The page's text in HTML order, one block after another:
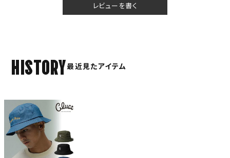
レビューを書く
HISTORY最近見たアイテム